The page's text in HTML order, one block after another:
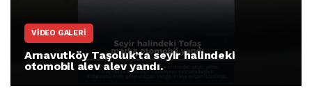
VIDEO GALERI
Arnavutköy Taşoluk’ta seyir halindeki
otomobil alev alev yandı.